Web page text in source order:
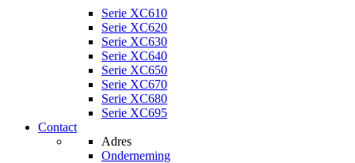
Serie XC610
Serie XC620
Serie XC630
Serie XC640
Serie XC650
Serie XC670
Serie XC680
Serie XC695
Contact
Adres
Onderneming